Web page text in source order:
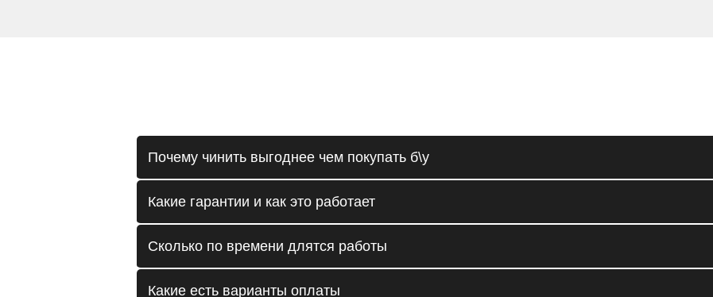
Почему чинить выгоднее чем покупать б\у
Какие гарантии и как это работает
Сколько по времени длятся работы
Какие есть варианты оплаты